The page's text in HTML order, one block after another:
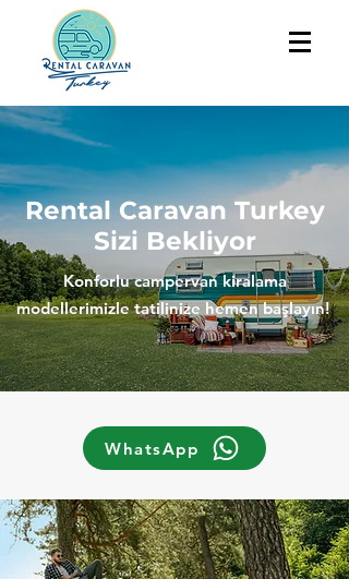
Rental Caravan Turkey
Sizi Bekliyor
Konforlu campervan kiralama
modellerimizle tatilinize hemen başlayın!
WhatsApp